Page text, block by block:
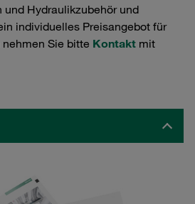
Hydraulikzubehör und
individuelles Preisangebot für
Sie bitte Kontakt mit